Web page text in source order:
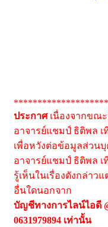
ประกาศเนื่องจากขณ
อาจารย์แชมป์ ธิติพล
เพื่อหวังต่อข้อมูลส่วน
อาจารย์แชมป์ ธิติพล เ
รู้เห็นในเรื่องดังกล่าว
อื่นใดนอกจาก
บัญชีทางการไลน์ไอดี
0631979894 เท่านั้น